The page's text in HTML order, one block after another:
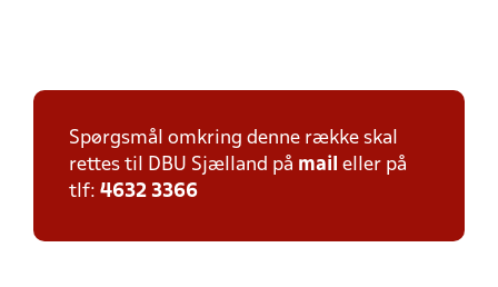
Spørgsmål omkring denne række skal
rettes til DBU Sjælland på mail eller på
tlf: 4632 3366